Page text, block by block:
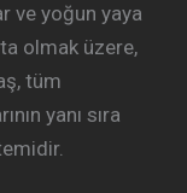
ve yoğun yaya
olmak üzere,
tüm
yanı sıra